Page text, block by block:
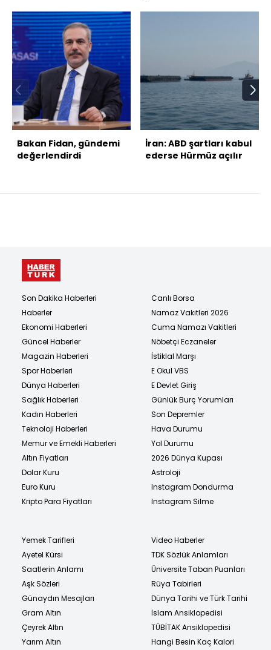
Bakan Fidan, gündemi
değerlendirdi
İran: ABD şartları kabul
ederse Hürmüz açılır
Son Dakika Haberleri
Haberler
Ekonomi Haberleri
Güncel Haberler
Magazin Haberleri
Spor Haberleri
Dünya Haberleri
Sağlık Haberleri
Kadın Haberleri
Teknoloji Haberleri
Memur ve Emekli Haberleri
Altın Fiyatları
Dolar Kuru
Euro Kuru
Kripto Para Fiyatları
Canlı Borsa
Namaz Vakitleri 2026
Cuma Namazı Vakitleri
Nöbetçi Eczaneler
İstiklal Marşı
E Okul VBS
E Devlet Giriş
Günlük Burç Yorumları
Son Depremler
Hava Durumu
Yol Durumu
2026 Dünya Kupası
Astroloji
Instagram Dondurma
Instagram Silme
Yemek Tarifleri
Ayetel Kürsi
Saatlerin Anlamı
Aşk Sözleri
Günaydın Mesajları
Gram Altın
Çeyrek Altın
Yarım Altın
Video Haberler
TDK Sözlük Anlamları
Üniversite Taban Puanları
Rüya Tabirleri
Dünya Tarihi ve Türk Tarihi
İslam Ansiklopedisi
TÜBİTAK Ansiklopedisi
Hangi Besin Kaç Kalori